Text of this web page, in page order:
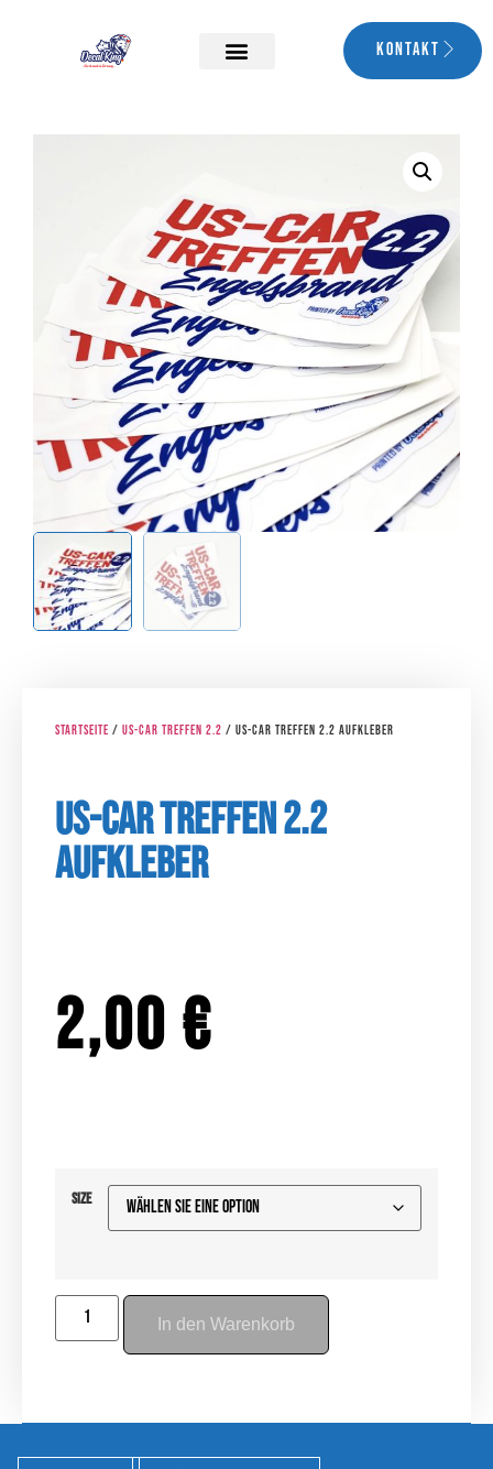
Kontakt
Startseite / US-CAR TREFFEN 2.2 / US-CAR TREFFEN 2.2 Aufkleber
US-CAR TREFFEN 2.2
Aufkleber
2,00 €
Size
In den Warenkorb